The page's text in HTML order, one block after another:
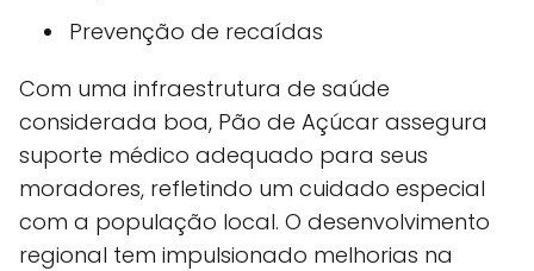
Prevenção de recaídas
Com uma infraestrutura de saúde
considerada boa, Pão de Açúcar assegura
suporte médico adequado para seus
moradores, refletindo um cuidado especial
com a população local. O desenvolvimento
regional tem impulsionado melhorias na